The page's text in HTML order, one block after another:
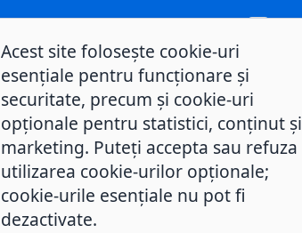
INTEGRITATE
Acest site folosește cookie-uri
esențiale pentru funcționare și
securitate, precum și cookie-uri
opționale pentru statistici, conținut și
marketing. Puteți accepta sau refuza
utilizarea cookie-urilor opționale;
cookie-urile esențiale nu pot fi
dezactivate.